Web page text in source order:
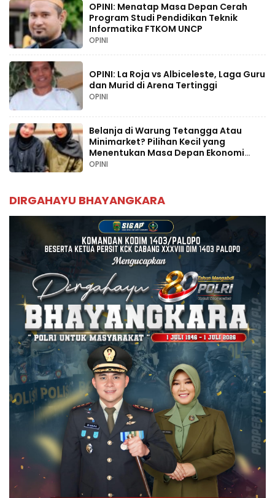
OPINI: Menatap Masa Depan Cerah
Program Studi Pendidikan Teknik
Informatika FTKOM UNCP
OPINI
OPINI: La Roja vs Albiceleste, Laga Guru
dan Murid di Arena Tertinggi
OPINI
Belanja di Warung Tetangga Atau
Minimarket? Pilihan Kecil yang
Menentukan Masa Depan Ekonomi
Palopo
OPINI
DIRGAHAYU BHAYANGKARA